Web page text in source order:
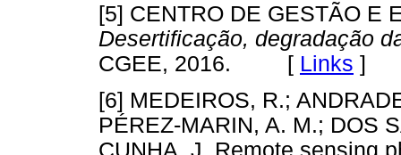
[5] CENTRO DE GESTÃO E
Desertificação, degradação
CGEE, 2016. [ Links ]
[6] MEDEIROS, R.;
PÉREZ-MARIN, A. M.; DOS
CUNHA, J. Remote sensing